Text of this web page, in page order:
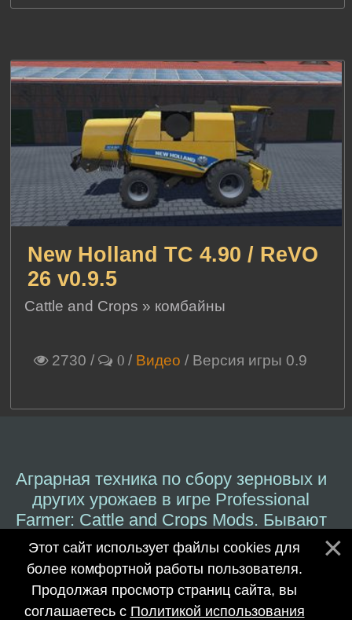
New Holland TC 4.90 / ReVO
26 v0.9.5
Cattle and Crops » комбайны
2730 / 0 / Видео / Версия игры 0.9
Аграрная техника по сбору зерновых и
других урожаев в игре Professional
Farmer: Cattle and Crops Mods. Бывают
специальные комбайны для Cattle and
Crops в аграрной промышленности.
Modfix.Ru –Симулятор моды 2017-
Этот сайт использует файлы cookies для
более комфортной работы пользователя.
Продолжая просмотр страниц сайта, вы
соглашаетесь с Политикой использования